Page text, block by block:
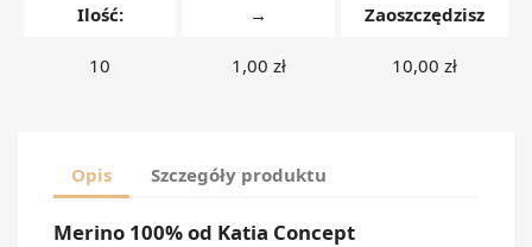
Ilość: → Zaoszczędzisz
10 1,00 zł 10,00 zł
Opis Szczegóły produktu
Merino 100% od Katia Concept